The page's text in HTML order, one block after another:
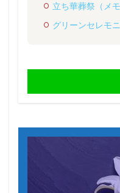
立ち華葬祭（メ
グリーンセレモ